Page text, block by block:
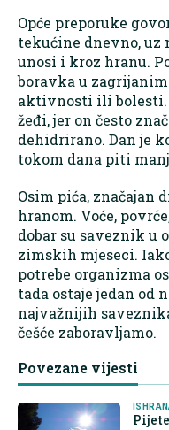
Opće preporuke
tekućine dnevno, uz
unosi i kroz hranu.
boravka u
aktivnosti ili bolesti.
žeđi, jer on često
dehidrirano. Dan je
tokom dana piti
Osim pića, značajan
hranom. Voće,
dobar su saveznik u
zimskih mjeseci.
potrebe organizma
tada ostaje jedan od
najvažnijih
češće zaboravljamo.
Povezane vijesti